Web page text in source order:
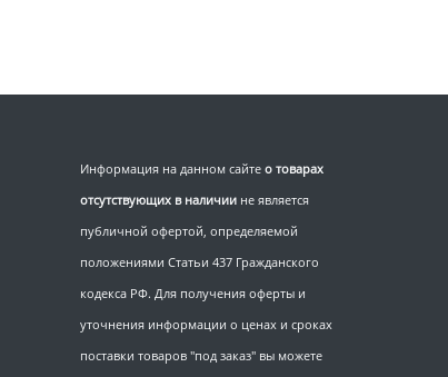
Информация на данном сайте о товарах
отсутствующих в наличии не является
публичной офертой, определяемой
положениями Статьи 437 Гражданского
кодекса РФ. Для получения оферты и
уточнения информации о ценах и сроках
поставки товаров "под заказ" вы можете